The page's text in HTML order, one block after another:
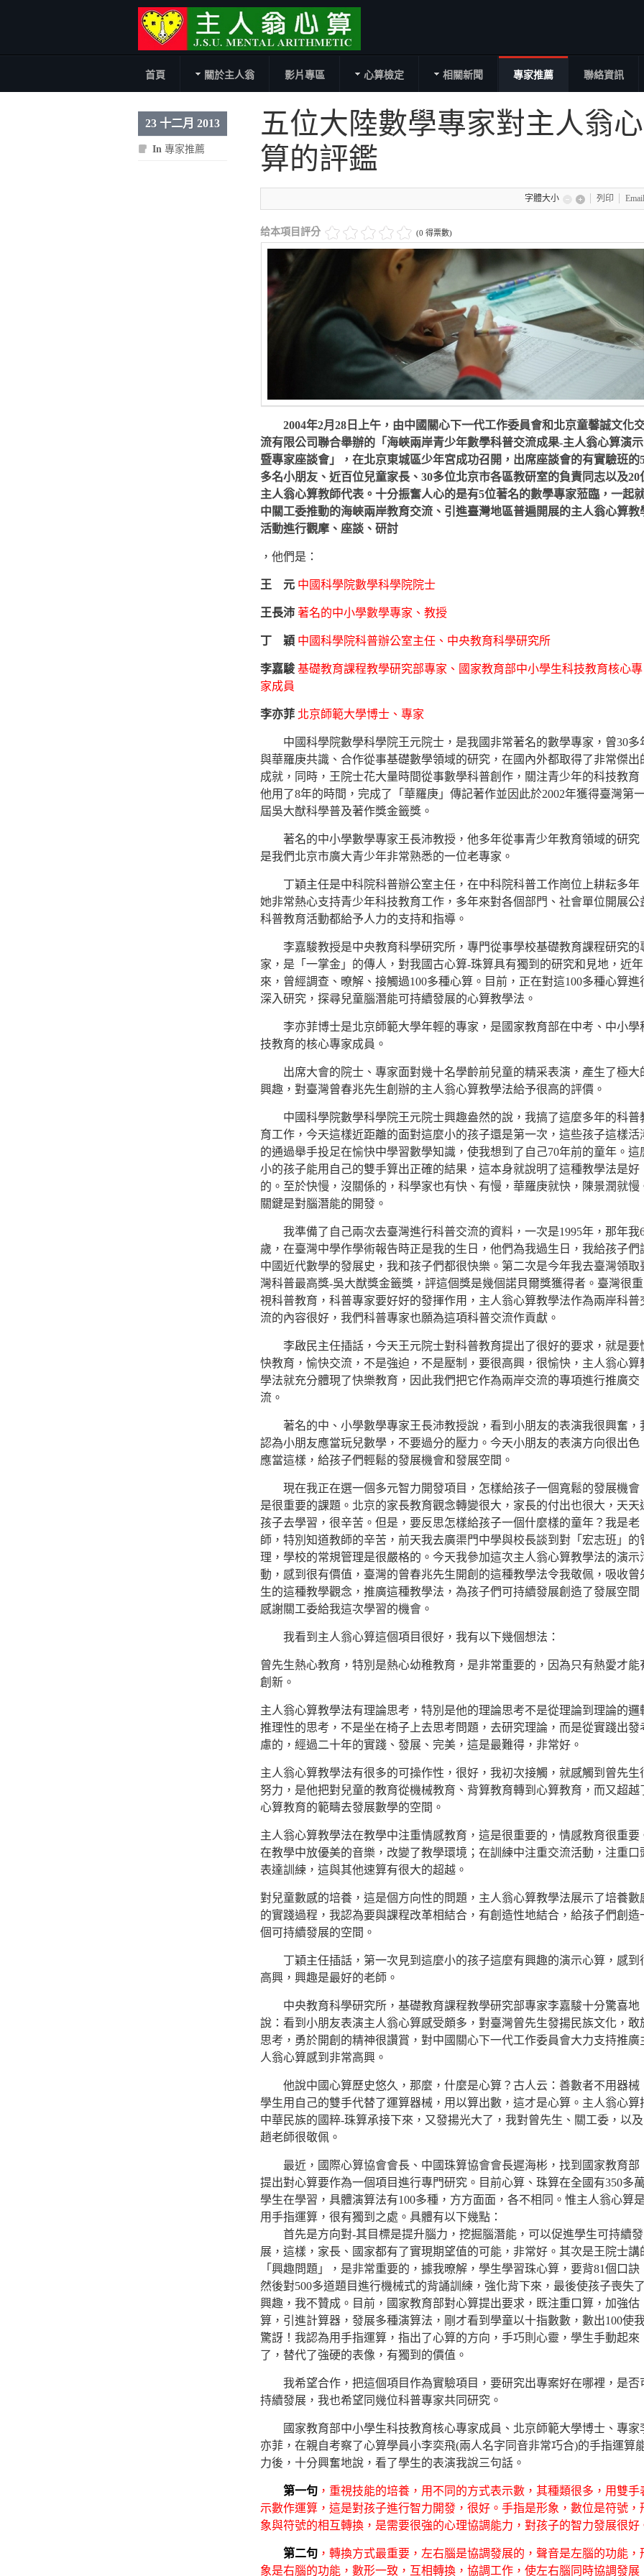
首頁 關於主人翁 影片專區 心算檢定 相關新聞 專家推薦 聯絡資訊
五位大陸數學專家對主人翁心
算的評鑑
23 十二月 2013
In 專家推薦
字體大小 列印 Email
给本項目評分 (0 得票數)
2004年2月28日上午，由中國關心下一代工作委員會和北京童馨誠文化
流有限公司聯合舉辦的「海峽兩岸青少年數學科普交流成果-主人翁心算演示
暨專家座談會」，在北京東城區少年宮成功召開，出席座談會的有實驗班的
多名小朋友、近百位兒童家長、30多位北京市各區教研室的負責同志以及20
主人翁心算教師代表。十分振奮人心的是有5位著名的數學專家蒞臨，一起
中關工委推動的海峽兩岸教育交流、引進臺灣地區普遍開展的主人翁心算教
活動進行觀摩、座談、研討
，他們是：
王 元 中國科學院數學科學院院士
王長沛 著名的中小學數學專家、教授
丁 穎 中國科學院科普辦公室主任、中央教育科學研究所
李嘉駿 基礎教育課程教學研究部專家、國家教育部中小學生科技教育核心專
家成員
李亦菲 北京師範大學博士、專家
中國科學院數學科學院王元院士，是我國非常著名的數學專家，曾30多
與華羅庚共識、合作從事基礎數學領域的研究，在國內外都取得了非常傑出
成就，同時，王院士花大量時間從事數學科普創作，關注青少年的科技教育
他用了8年的時間，完成了「華羅庚」傳記著作並因此於2002年獲得臺灣第
屆吳大猷科學普及著作獎金籤獎。
著名的中小學數學專家王長沛教授，他多年從事青少年教育領域的研究
是我們北京市廣大青少年非常熟悉的一位老專家。
丁穎主任是中科院科普辦公室主任，在中科院科普工作崗位上耕耘多年
她非常熱心支持青少年科技教育工作，多年來對各個部門、社會單位開展公
科普教育活動都給予人力的支持和指導。
李嘉駿教授是中央教育科學研究所，專門從事學校基礎教育課程研究的
家，是「一掌金」的傳人，對我國古心算-珠算具有獨到的研究和見地，近年
來，曾經調查、暸解、接觸過100多種心算。目前，正在對這100多種心算進
深入研究，探尋兒童腦潛能可持續發展的心算教學法。
李亦菲博士是北京師範大學年輕的專家，是國家教育部在中考、中小學
技教育的核心專家成員。
出席大會的院士、專家面對幾十名學齡前兒童的精采表演，產生了極大
興趣，對臺灣曾春兆先生創辦的主人翁心算教學法給予很高的評價。
中國科學院數學科學院王元院士興趣盎然的說，我搞了這麼多年的科普
育工作，今天這樣近距離的面對這麼小的孩子還是第一次，這些孩子這樣活
的通過舉手投足在愉快中學習數學知識，使我想到了自己70年前的童年。這
小的孩子能用自己的雙手算出正確的結果，這本身就說明了這種教學法是好
的。至於快慢，沒關係的，科學家也有快、有慢，華羅庚就快，陳景潤就慢
關鍵是對腦潛能的開發。
我準備了自己兩次去臺灣進行科普交流的資料，一次是1995年，那年我
歲，在臺灣中學作學術報告時正是我的生日，他們為我過生日，我給孩子們
中國近代數學的發展史，我和孩子們都很快樂。第二次是今年我去臺灣領取
灣科普最高獎-吳大猷獎金籤獎，評這個獎是幾個諾貝爾獎獲得者。臺灣很重
視科普教育，科普專家要好好的發揮作用，主人翁心算教學法作為兩岸科普
流的內容很好，我們科普專家也願為這項科普交流作貢獻。
李啟民主任插話，今天王元院士對科普教育提出了很好的要求，就是要
快教育，愉快交流，不是強迫，不是壓制，要很高興，很愉快，主人翁心算
學法就充分體現了快樂教育，因此我們把它作為兩岸交流的專項進行推廣交
流。
著名的中、小學數學專家王長沛教授說，看到小朋友的表演我很興奮，
認為小朋友應當玩兒數學，不要過分的壓力。今天小朋友的表演方向很出色
應當這樣，給孩子們輕鬆的發展機會和發展空間。
現在我正在選一個多元智力開發項目，怎樣給孩子一個寬鬆的發展機會
是很重要的課題。北京的家長教育觀念轉變很大，家長的付出也很大，天天
孩子去學習，很辛苦。但是，要反思怎樣給孩子一個什麼樣的童年？我是老
師，特別知道教師的辛苦，前天我去廣渠門中學與校長談到對「宏志班」的
理，學校的常規管理是很嚴格的。今天我參加這次主人翁心算教學法的演示
動，感到很有價值，臺灣的曾春兆先生開創的這種教學法令我敬佩，吸收曾
生的這種教學觀念，推廣這種教學法，為孩子們可持續發展創造了發展空間
感謝關工委給我這次學習的機會。
我看到主人翁心算這個項目很好，我有以下幾個想法：
曾先生熱心教育，特別是熱心幼稚教育，是非常重要的，因為只有熱愛才能
創新。
主人翁心算教學法有理論思考，特別是他的理論思考不是從理論到理論的邏
推理性的思考，不是坐在椅子上去思考問題，去研究理論，而是從實踐出發
慮的，經過二十年的實踐、發展、完美，這是最難得，非常好。
主人翁心算教學法有很多的可操作性，很好，我初次接觸，就感觸到曾先生
努力，是他把對兒童的教育從機械教育、背算教育轉到心算教育，而又超越
心算教育的範疇去發展數學的空間。
主人翁心算教學法在教學中注重情感教育，這是很重要的，情感教育很重要
在教學中放優美的音樂，改變了教學環境；在訓練中注重交流活動，注重口
表達訓練，這與其他速算有很大的超越。
對兒童數感的培養，這是個方向性的問題，主人翁心算教學法展示了培養數
的實踐過程，我認為要與課程改革相結合，有創造性地結合，給孩子們創造
個可持續發展的空間。
丁穎主任插話，第一次見到這麼小的孩子這麼有興趣的演示心算，感到
高興，興趣是最好的老師。
中央教育科學研究所，基礎教育課程教學研究部專家李嘉駿十分驚喜地
說：看到小朋友表演主人翁心算感受頗多，對臺灣曾先生發揚民族文化，敢
思考，勇於開創的精神很讚賞，對中國關心下一代工作委員會大力支持推廣
人翁心算感到非常高興。
他說中國心算歷史悠久，那麼，什麼是心算？古人云：善數者不用器械
學生用自己的雙手代替了運算器械，用以算出數，這才是心算。主人翁心算
中華民族的國粹-珠算承接下來，又發揚光大了，我對曾先生、關工委，以及
趙老師很敬佩。
最近，國際心算協會會長、中國珠算協會會長遲海彬，找到國家教育部
提出對心算要作為一個項目進行專門研究。目前心算、珠算在全國有350多萬
學生在學習，具體演算法有100多種，方方面面，各不相同。惟主人翁心算是
用手指運算，很有獨到之處。具體有以下幾點：
首先是方向對-其目標是提升腦力，挖掘腦潛能，可以促進學生可持續發
展，這樣，家長、國家都有了實現期望值的可能，非常好。其次是王院士講
「興趣問題」，是非常重要的，據我暸解，學生學習珠心算，要背81個口訣
然後對500多道題目進行機械式的背誦訓練，強化背下來，最後使孩子喪失了
興趣，我不贊成。目前，國家教育部對心算提出要求，既注重口算，加強估
算，引進計算器，發展多種演算法，剛才看到學童以十指數數，數出100使
驚訝！我認為用手指運算，指出了心算的方向，手巧則心靈，學生手動起來
了，替代了強硬的表像，有獨到的價值。
我希望合作，把這個項目作為實驗項目，要研究出專案好在哪裡，是否
持續發展，我也希望同幾位科普專家共同研究。
國家教育部中小學生科技教育核心專家成員、北京師範大學博士、專家
亦菲，在親自考察了心算學員小李奕飛(兩人名字同音非常巧合)的手指運算
力後，十分興奮地說，看了學生的表演我說三句話。
第一句 ，重視技能的培養，用不同的方式表示數，其種類很多，用雙手
示數作運算，這是對孩子進行智力開發，很好。手指是形象，數位是符號，
象與符號的相互轉換，是需要很強的心理協調能力，對孩子的智力發展很好
第二句 ，轉換方式最重要，左右腦是協調發展的，聲音是左腦的功能，
象是右腦的功能，數形一致，互相轉換，協調工作，使左右腦同時協調發展